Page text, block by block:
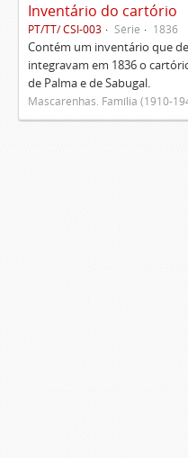
Inventário do cartório
PT/TT/ CSI-003 Série 1836
Contém um inventário que
integravam em 1836 o
de Palma e de Sabugal.
Mascarenhas. Família (1910-